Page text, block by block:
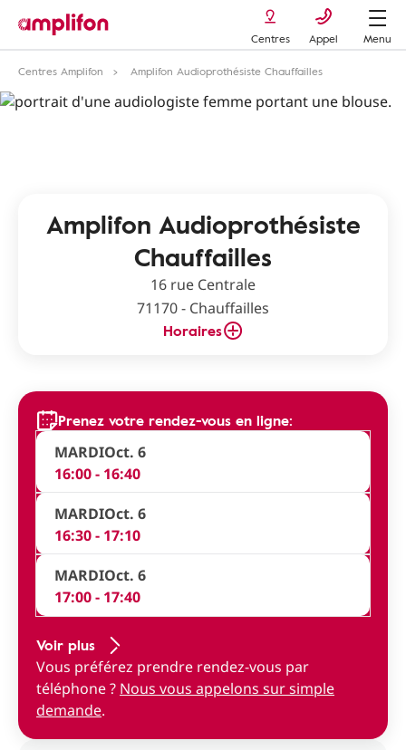
Centres Appel
Menu
Centres Amplifon
Amplifon Audioprothésiste Chauffailles
Amplifon Audioprothésiste
Chauffailles
16 rue Centrale
71170 - Chauffailles
Horaires
Prenez votre rendez-vous en ligne:
MARDIOct. 6
16:00 - 16:40
MARDIOct. 6
16:30 - 17:10
MARDIOct. 6
17:00 - 17:40
Voir plus
Vous préférez prendre rendez-vous par
téléphone ? Nous vous appelons sur simple
demande.